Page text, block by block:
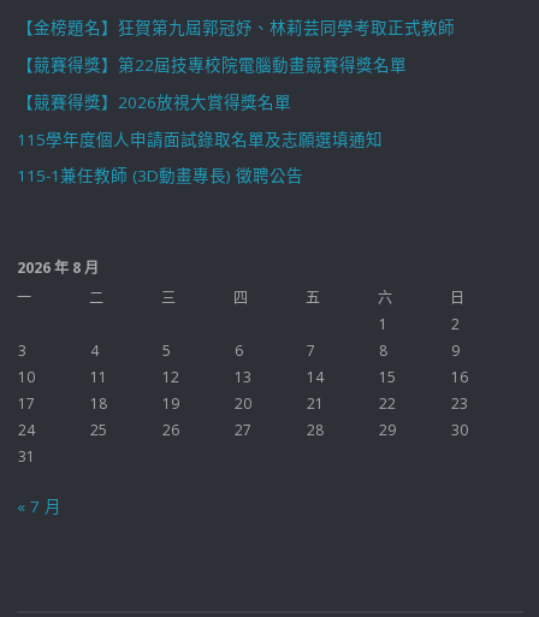
【金榜題名】狂賀第九屆郭冠妤、林莉芸同學考取正式教師
【競賽得獎】第22屆技專校院電腦動畫競賽得獎名單
【競賽得獎】2026放視大賞得獎名單
115學年度個人申請面試錄取名單及志願選填通知
115-1兼任教師 (3D動畫專長) 徵聘公告
2026 年 8 月
一
二 三 四 五 六
日
1
2
3
4 5 6 7 8
9
10
11 12 13 14 15
16
17
18 19 20 21 22
23
24
25 26 27 28 29
30
31
« 7 月